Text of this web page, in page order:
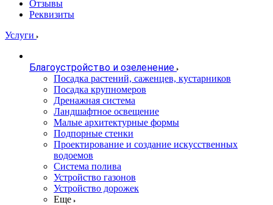
Отзывы
Реквизиты
Услуги
Благоустройство и озеленение
Посадка растений, саженцев, кустарников
Посадка крупномеров
Дренажная система
Ландшафтное освещение
Малые архитектурные формы
Подпорные стенки
Проектирование и создание искусственных
водоемов
Система полива
Устройство газонов
Устройство дорожек
Еще